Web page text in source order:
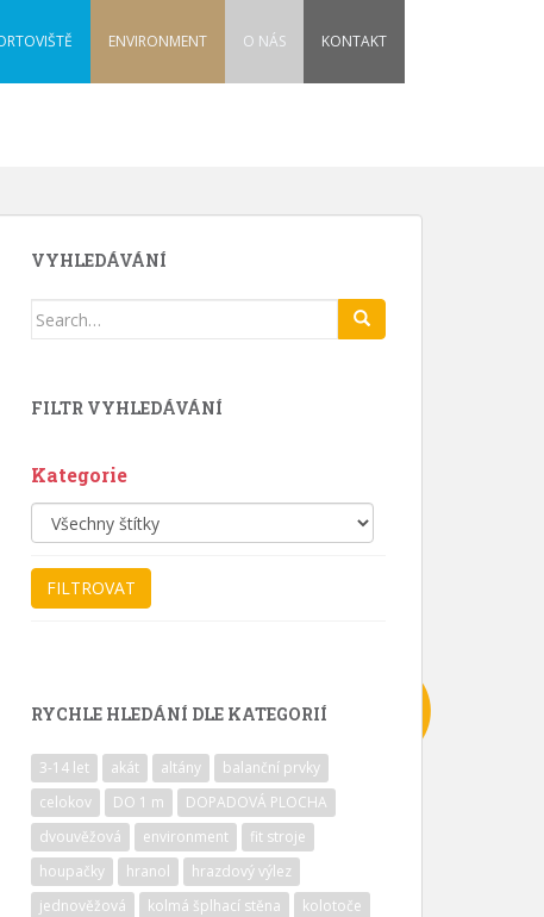
ENVIRONMENT O NÁS KONTAKT
VYHLEDÁVÁNÍ
Search
FILTR VYHLEDÁVÁNÍ
Kategorie
RYCHLE HLEDÁNÍ DLE KATEGORIÍ
3-14 let akát altány
balanční prvky
celokov
DO 1 m
DOPADOVÁ PLOCHA
dvouvěžová
environment
fit stroje
houpačky
hranol
hrazdový výlez
jednověžová
kolmá šplhací stěna
kolotoče